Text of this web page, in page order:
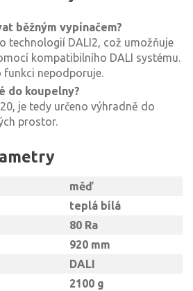
běžným vypínačem?
technologií DALI2, což umožňuje
kompatibilního DALI systému.
funkci nepodporuje.
do koupelny?
je tedy určeno výhradně do
prostor.
měď
teplá bílá
80 Ra
920 mm
DALI
2100 g